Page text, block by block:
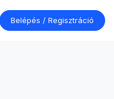
Belépés / Regisztráció